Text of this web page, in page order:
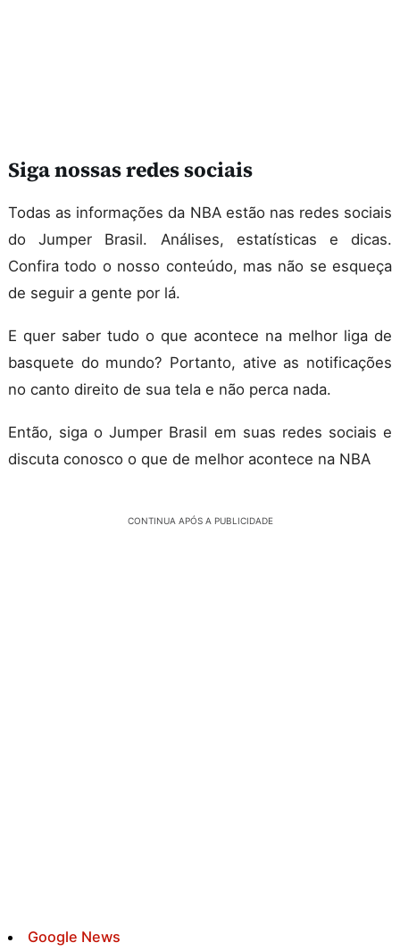
Siga nossas redes sociais
Todas as informações da NBA estão nas redes sociais
do Jumper Brasil. Análises, estatísticas e dicas.
Confira todo o nosso conteúdo, mas não se esqueça
de seguir a gente por lá.
E quer saber tudo o que acontece na melhor liga de
basquete do mundo? Portanto, ative as notificações
no canto direito de sua tela e não perca nada.
Então, siga o Jumper Brasil em suas redes sociais e
discuta conosco o que de melhor acontece na NBA
CONTINUA APÓS A PUBLICIDADE
Google News